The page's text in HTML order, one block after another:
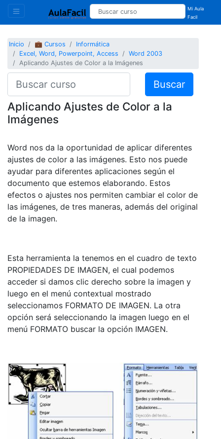
Mi Aula
Facil
Inicio 💼 Cursos
Informática
Excel, Word, Powerpoint, Access
Word 2003
Aplicando Ajustes de Color a la Imágenes
Buscar
Aplicando Ajustes de Color a la
Imágenes
Word nos da la oportunidad de aplicar diferentes
ajustes de color a las imágenes. Esto nos puede
ayudar para diferentes aplicaciones según el
documento que estemos elaborando. Estos
efectos o ajustes nos permiten cambiar el color de
las imágenes, de tres maneras, además del original
de la imagen.
Esta herramienta la tenemos en el cuadro de texto
PROPIEDADES DE IMAGEN, el cual podemos
acceder si damos clic derecho sobre la imagen y
luego en el menú contextual mostrado
seleccionamos FORMATO DE IMAGEN. La otra
opción será seleccionando la imagen luego en el
menú FORMATO buscar la opción IMAGEN.